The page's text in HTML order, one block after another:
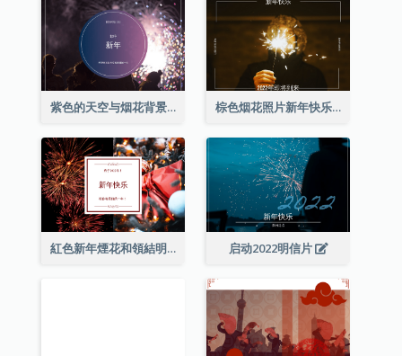
紫色的天空与烟花背景新年明信片 棕色烟花照片新年快乐明信片
紅色新年煙花和領結明信片 启动2022明信片